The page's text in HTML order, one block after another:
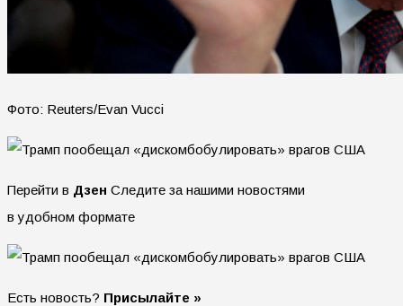
Фото: Reuters/Evan Vucci
Перейти в Дзен Следите за нашими новостями
в удобном формате
Есть новость? Присылайте »